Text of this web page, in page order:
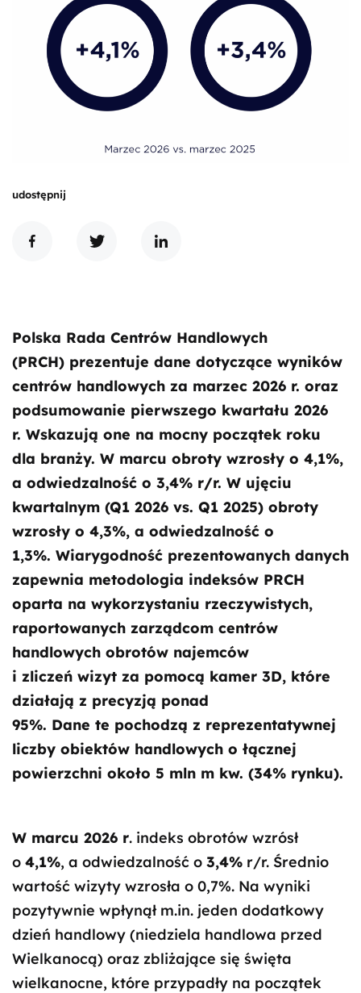
udostępnij
Polska Rada Centrów Handlowych
(PRCH) prezentuje dane dotyczące wyników
centrów handlowych za marzec 2026 r. oraz
podsumowanie pierwszego kwartału 2026
r. Wskazują one na mocny początek roku
dla branży. W marcu obroty wzrosły o 4,1%,
a odwiedzalność o 3,4% r/r. W ujęciu
kwartalnym (Q1 2026 vs. Q1 2025) obroty
wzrosły o 4,3%, a odwiedzalność o
1,3%. Wiarygodność prezentowanych danych
zapewnia metodologia indeksów PRCH
oparta na wykorzystaniu rzeczywistych,
raportowanych zarządcom centrów
handlowych obrotów najemców
i zliczeń wizyt za pomocą kamer 3D, które
działają z precyzją ponad
95%. Dane te pochodzą z reprezentatywnej
liczby obiektów handlowych o łącznej
powierzchni około 5 mln m kw. (34% rynku).
W marcu 2026 r. indeks obrotów wzrósł
o 4,1%, a odwiedzalność o 3,4% r/r. Średnio
wartość wizyty wzrosła o 0,7%. Na wyniki
pozytywnie wpłynął m.in. jeden dodatkowy
dzień handlowy (niedziela handlowa przed
Wielkanocą) oraz zbliżające się święta
wielkanocne, które przypadły na początek